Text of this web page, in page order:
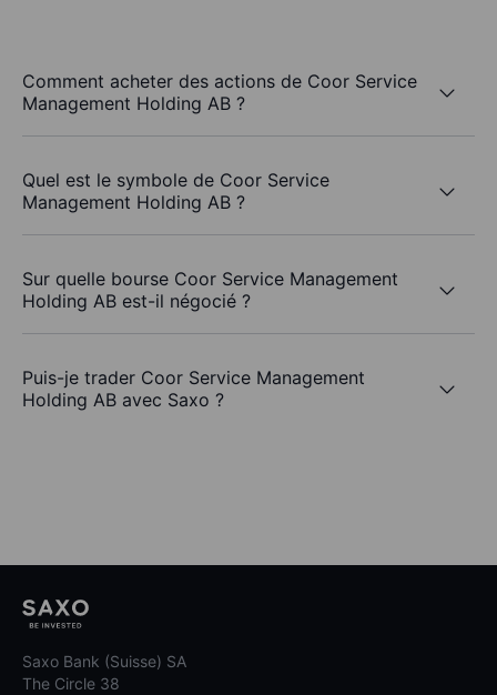
Comment acheter des actions de Coor Service
Management Holding AB ?
Quel est le symbole de Coor Service
Management Holding AB ?
Sur quelle bourse Coor Service Management
Holding AB est-il négocié ?
Puis-je trader Coor Service Management
Holding AB avec Saxo ?
Saxo Bank (Suisse) SA
The Circle 38